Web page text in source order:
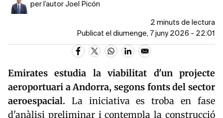
per l’autor Joel Picón
2 minuts de lectura
Publicat el diumenge, 7 juny 2026 - 22:01
Emirates estudia la viabilitat d'un projecte
aeroportuari a Andorra, segons fonts del sector
aeroespacial. La iniciativa es troba en fase
d'anàlisi preliminar i contempla la construcció